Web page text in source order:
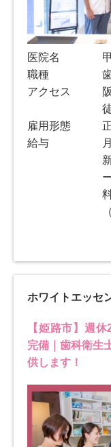
医院名
職種
アクセス
雇用形態
給与
ホワイトエッセ
【姫路市】週
完備｜歯科衛生
供します！